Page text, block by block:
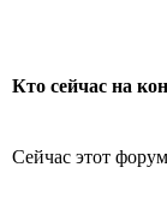
Кто сейчас на
Сейчас этот